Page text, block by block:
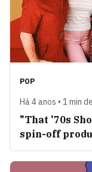
POP
Há 4 anos • 1 min
"That '70s
spin-off